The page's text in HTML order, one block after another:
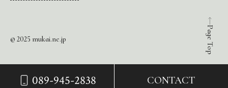
089-945-2838 CONTACT
Page Top
© 2025 mukai.ne.jp